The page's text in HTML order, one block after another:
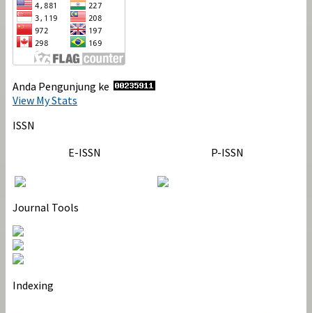
Anda Pengunjung ke
View My Stats
ISSN
E-ISSN
P-ISSN
Journal Tools
Indexing